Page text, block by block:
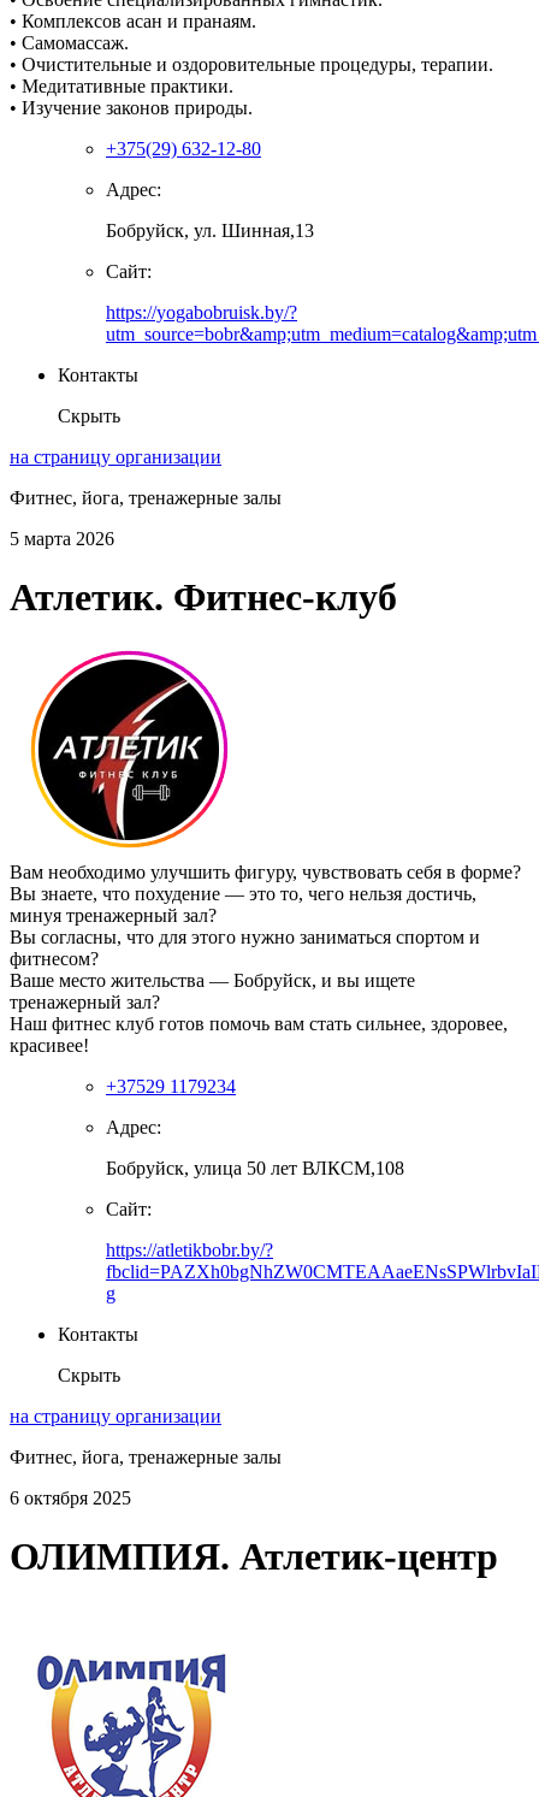
• Комплексов асан и пранаям.
• Самомассаж.
• Очистительные и оздоровительные процедуры, терапии.
• Медитативные практики.
• Изучение законов природы.
+375(29) 632-12-80
Адрес:
Бобруйск, ул. Шинная,13
Сайт:
https://yogabobruisk.by/?
Контакты
Скрыть
на страницу организации
Фитнес, йога, тренажерные залы
5 марта 2026
Атлетик. Фитнес-клуб
Вам необходимо улучшить фигуру, чувствовать себя в форме?
Вы знаете, что похудение — это то, чего нельзя достичь,
минуя тренажерный зал?
Вы согласны, что для этого нужно заниматься спортом и
фитнесом?
Ваше место жительства — Бобруйск, и вы ищете
тренажерный зал?
Наш фитнес клуб готов помочь вам стать сильнее, здоровее,
красивее!
+37529 1179234
Адрес:
Бобруйск, улица 50 лет ВЛКСМ,108
Сайт:
https://atletikbobr.by/?
g
Контакты
Скрыть
на страницу организации
Фитнес, йога, тренажерные залы
6 октября 2025
ОЛИМПИЯ. Атлетик-центр